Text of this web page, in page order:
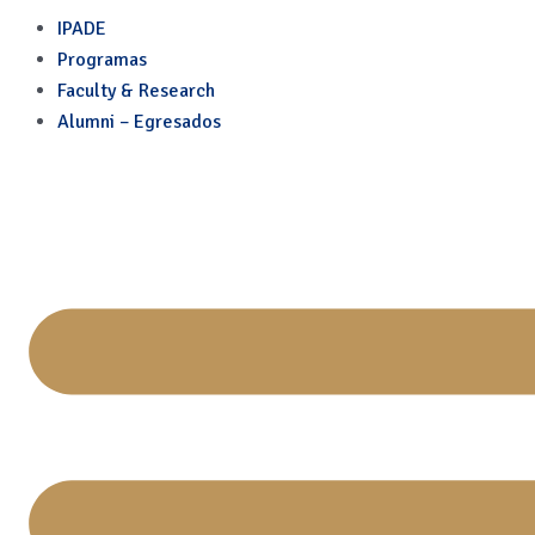
Institucionalizar la
IPADE
Programas
Faculty & Research
Alumni – Egresados